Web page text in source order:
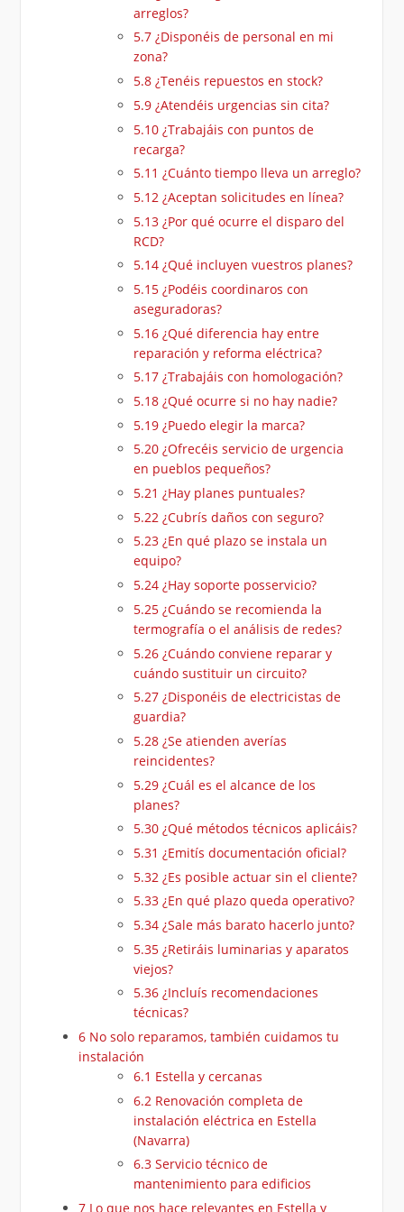
arreglos?
5.7¿Disponéis de personal en mi
zona?
5.8¿Tenéis repuestos en stock?
5.9¿Atendéis urgencias sin cita?
5.10¿Trabajáis con puntos de
recarga?
5.11 ¿Cuánto tiempo lleva un arreglo?
5.12¿Aceptan solicitudes en línea?
5.13¿Por qué ocurre el disparo del
RCD?
5.14¿Qué incluyen vuestros planes?
5.15¿Podéis coordinaros con
aseguradoras?
5.16¿Qué diferencia hay entre
reparación y reforma eléctrica?
5.17¿Trabajáis con homologación?
5.18¿Qué ocurre si no hay nadie?
5.19¿Puedo elegir la marca?
5.20¿Ofrecéis servicio de urgencia
en pueblos pequeños?
5.21 ¿Hay planes puntuales?
5.22 ¿Cubrís daños con seguro?
5.23¿En qué plazo se instala un
equipo?
5.24¿Hay soporte posservicio?
5.25¿Cuándo se recomienda la
termografía o el análisis de redes?
5.26¿Cuándo conviene reparar y
cuándo sustituir un circuito?
5.27¿Disponéis de electricistas de
guardia?
5.28¿Se atienden averías
reincidentes?
5.29¿Cuál es el alcance de los
planes?
5.30¿Qué métodos técnicos aplicáis?
5.31 ¿Emitís documentación oficial?
5.32 ¿Es posible actuar sin el cliente?
5.33¿En qué plazo queda operativo?
5.34¿Sale más barato hacerlo junto?
5.35¿Retiráis luminarias y aparatos
viejos?
5.36¿Incluís recomendaciones
técnicas?
6No solo reparamos, también cuidamos tu
instalación
6.1 Estella y cercanas
6.2 Renovación completa de
instalación eléctrica en Estella
(Navarra)
6.3Servicio técnico de
mantenimiento para edificios
7Lo que nos hace relevantes en Estella y